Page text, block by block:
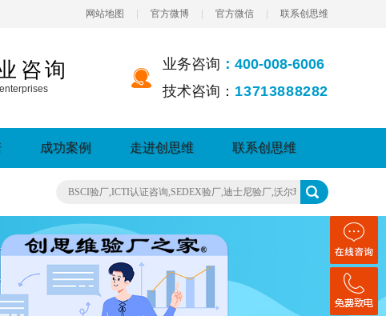
网站地图 官方微博 官方微信 联系创思维
咨询 业务咨询 ：400-008-6006
技术咨询： 13713888282
成功案例 走进创思维 联系创思维